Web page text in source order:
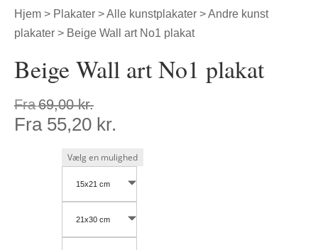
Hjem > Plakater >Alle kunstplakater >Andre kunst
plakater > Beige Wall art No1 plakat
Beige Wall art No1 plakat
Fra69,00kr.
Fra 55,20 kr.
15x21 cm
21x30 cm